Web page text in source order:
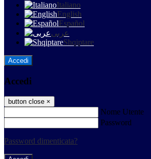
Italiano
English
Español
عربى
Shqiptare
Accedi
Accedi
button close ×
Nome Utente
Password
Password dimenticata?